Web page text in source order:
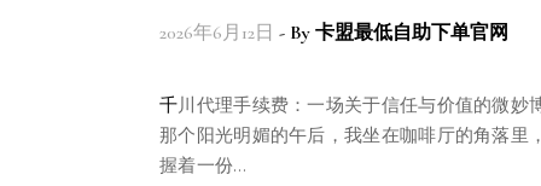
2026年6月12日 - By 卡盟最低自助下单官网
千川代理手续费：一场关于信任与价值的微妙博弈在
那个阳光明媚的午后，我坐在咖啡厅的角落里
握着一份…